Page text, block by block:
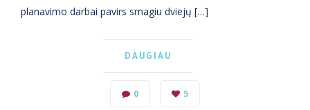
planavimo darbai pavirs smagiu dviejų […]
DAUGIAU
0 5